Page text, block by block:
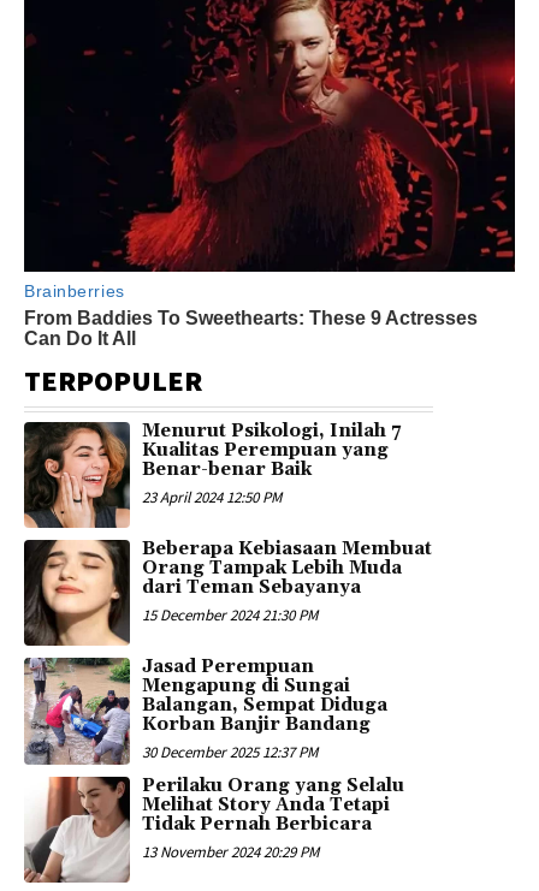
TERPOPULER
Menurut Psikologi, Inilah 7
Kualitas Perempuan yang
Benar-benar Baik
23 April 2024 12:50 PM
Beberapa Kebiasaan Membuat
Orang Tampak Lebih Muda
dari Teman Sebayanya
15 December 2024 21:30 PM
Jasad Perempuan
Mengapung di Sungai
Balangan, Sempat Diduga
Korban Banjir Bandang
30 December 2025 12:37 PM
Perilaku Orang yang Selalu
Melihat Story Anda Tetapi
Tidak Pernah Berbicara
13 November 2024 20:29 PM